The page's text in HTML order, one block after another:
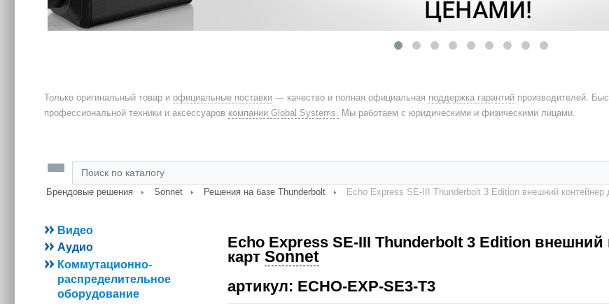
Только оригинальный товар и официальные поставки — качество и полная официальная поддержка гарантий производителей.
профессиональной техники и аксессуаров компании Global Systems. Мы работаем с юридическими и физическими лицами.
Брендовые решения Sonnet Решения на базе Thunderbolt Echo Express SE-III Thunderbolt 3 Edition внешний
Видео
Аудио
Коммутационно-
распределительное
оборудование
Echo Express SE-III Thunderbolt 3 Edition
карт Sonnet
артикул: ECHO-EXP-SE3-T3